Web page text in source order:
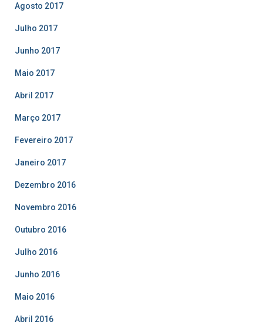
Agosto 2017
Julho 2017
Junho 2017
Maio 2017
Abril 2017
Março 2017
Fevereiro 2017
Janeiro 2017
Dezembro 2016
Novembro 2016
Outubro 2016
Julho 2016
Junho 2016
Maio 2016
Abril 2016